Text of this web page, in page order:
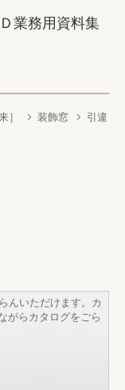
業務用資料集
］ 装飾窓
引違
んいただけます。カ
がらカタログをごら